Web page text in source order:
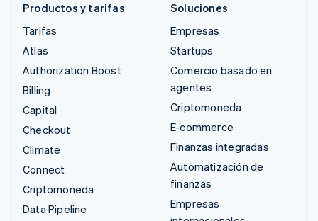
Productos y tarifas
Tarifas
Atlas
Authorization Boost
Billing
Capital
Checkout
Climate
Connect
Criptomoneda
Data Pipeline
Soluciones
Empresas
Startups
Comercio basado en
agentes
Criptomoneda
E-commerce
Finanzas integradas
Automatización de
finanzas
Empresas